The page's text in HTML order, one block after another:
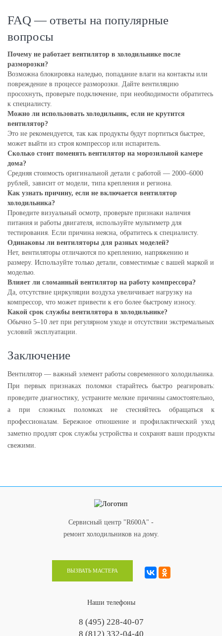
FAQ — ответы на популярные
вопросы
Почему не работает вентилятор в холодильнике после
разморозки?
Возможна блокировка наледью, попадание влаги на контакты или
повреждение в процессе разморозки. Дайте вентиляцию
просохнуть, проверьте подключение, при необходимости обратитесь
к специалисту.
Можно ли использовать холодильник, если не крутится
вентилятор?
Это не рекомендуется, так как продукты будут портиться быстрее,
может выйти из строя компрессор или испаритель.
Сколько стоит поменять вентилятор на морозильной камере
дома?
Средняя стоимость оригинальной детали с работой — 2000–6000
рублей, зависит от модели, типа крепления и региона.
Как узнать причину, если не включается вентилятор
холодильника?
Проведите визуальный осмотр, проверьте признаки наличия
питания и работы двигателя, используйте мультиметр для
тестирования. Если причина неясна, обратитесь к специалисту.
Одинаковы ли вентиляторы для разных моделей?
Нет, вентиляторы отличаются по креплению, напряжению и
размеру. Используйте только детали, совместимые с вашей маркой и
моделью.
Влияет ли сломанный вентилятор на работу компрессора?
Да, отсутствие циркуляции воздуха увеличивает нагрузку на
компрессор, что может привести к его более быстрому износу.
Какой срок службы вентилятора в холодильнике?
Обычно 5–10 лет при регулярном уходе и отсутствии экстремальных
условий эксплуатации.
Заключение
Вентилятор — важный элемент работы современного холодильника.
При первых признаках поломки старайтесь быстро реагировать:
проведите диагностику, устраните мелкие причины самостоятельно,
а при сложных поломках не стесняйтесь обращаться к
профессионалам. Бережное отношение и профилактический уход
заметно продлят срок службы устройства и сохранят ваши продукты
свежими.
Сервисный центр "R600A" -
ремонт холодильников на дому.
ВЫЗВАТЬ МАСТЕРА
Наши телефоны
8 (495) 228-40-07
8 (812) 332-04-40